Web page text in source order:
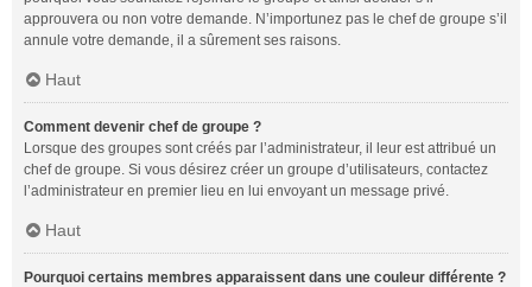
approuvera ou non votre demande. N’importunez pas le chef de groupe s’il
annule votre demande, il a sûrement ses raisons.
Haut
Comment devenir chef de groupe ?
Lorsque des groupes sont créés par l’administrateur, il leur est attribué un
chef de groupe. Si vous désirez créer un groupe d’utilisateurs, contactez
l’administrateur en premier lieu en lui envoyant un message privé.
Haut
Pourquoi certains membres apparaissent dans une couleur différente ?